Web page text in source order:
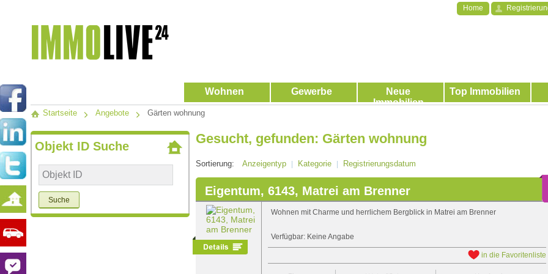
Home
Wohnen Gewerbe
Neue
Immobilien
Top Immobilien
Startseite Angebote Gärten wohnung
Objekt ID Suche Gesucht, gefunden: Gärten wohnung
Sortierung: Anzeigentyp Kategorie Registrierungsdatum
Eigentum, 6143, Matrei am Brenner
Wohnen mit Charme und herrlichem Bergblick in Matrei am Brenner
Verfügbar: Keine Angabe
in die Favoritenliste